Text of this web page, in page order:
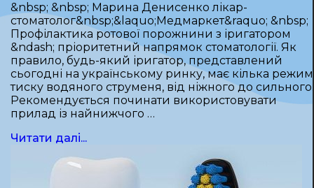
&nbsp; &nbsp; Марина Денисенко лікар-
стоматолог&nbsp;&laquo;Медмаркет&raquo; &nbsp;
Профілактика ротової порожнини з іригатором
&ndash; пріоритетний напрямок стоматології. Як
правило, будь-який іригатор, представлений
сьогодні на українському ринку, має кілька
тиску водяного струменя, від ніжного до сильного.
Рекомендується починати використовувати
прилад із найнижчого …
Читати далі...